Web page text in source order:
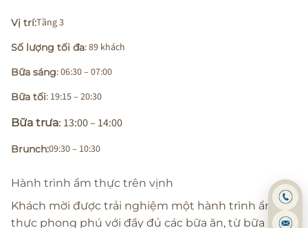
Vị trí:Tầng 3
Số lượng tối đa: 89 khách
Bữa sáng: 06:30 – 07:00
Bữa tối: 19:15 – 20:30
Bữa trưa: 13:00 – 14:00
Brunch:09:30 – 10:30
Hành trình ẩm thực trên vịnh
Khách mời được trải nghiệm một hành trình ẩm
thực phong phú với đầy đủ các bữa ăn, từ bữa sáng